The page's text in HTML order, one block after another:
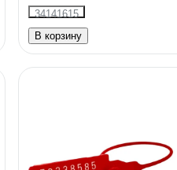
(цвет: зеленый) 100 шт
24285
34141615
В корзину